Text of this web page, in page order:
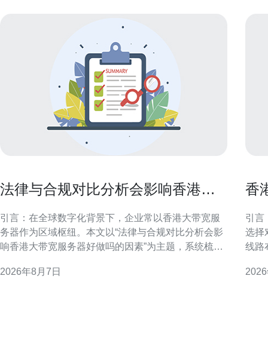
法律与合规对比分析会影响香港大
引言：在全球数字化背景下，企业常以香港大带宽服
务器作为区域枢纽。本文以“法律与合规对比分析会影
响香港大带宽服务器好做吗的因素”为主题，系统梳理
遇与风险。 法律框架与监管要求概述 香港及相关司法
2026年8月7日
香
引言
选择
线路
质量